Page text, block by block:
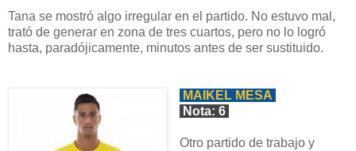
Tana se mostró algo irregular en el partido. No estuvo mal,
trató de generar en zona de tres cuartos, pero no lo logró
hasta, paradójicamente, minutos antes de ser sustituido.
MAIKEL MESA
Nota: 6
Otro partido de trabajo y